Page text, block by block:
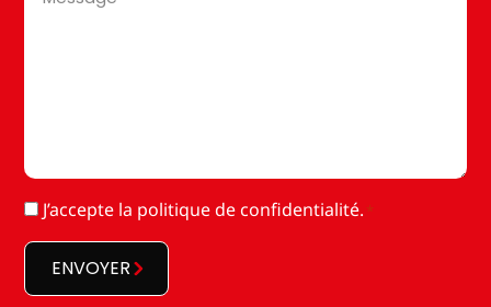
RGPD
J’accepte la politique de confidentialité. *
ENVOYER